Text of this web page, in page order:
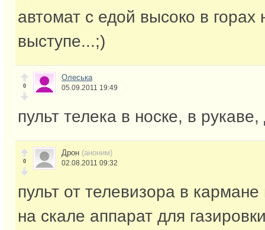
автомат с едой высоко в горах
выступе...;)
0
Олеська
05.09.2011 19:49
пульт телека в носке, в
0
Дрон (аноним)
02.08.2011 09:32
пульт от телевизора в
на скале аппарат для